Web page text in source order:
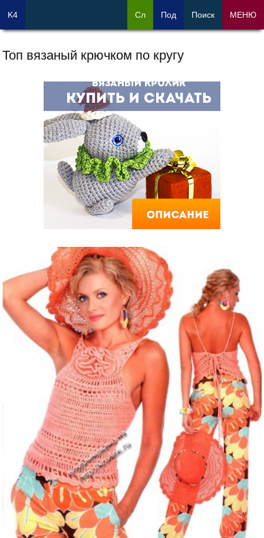
Топ вязаный крючком по кругу
K4 Сл Под Поиск МЕНЮ